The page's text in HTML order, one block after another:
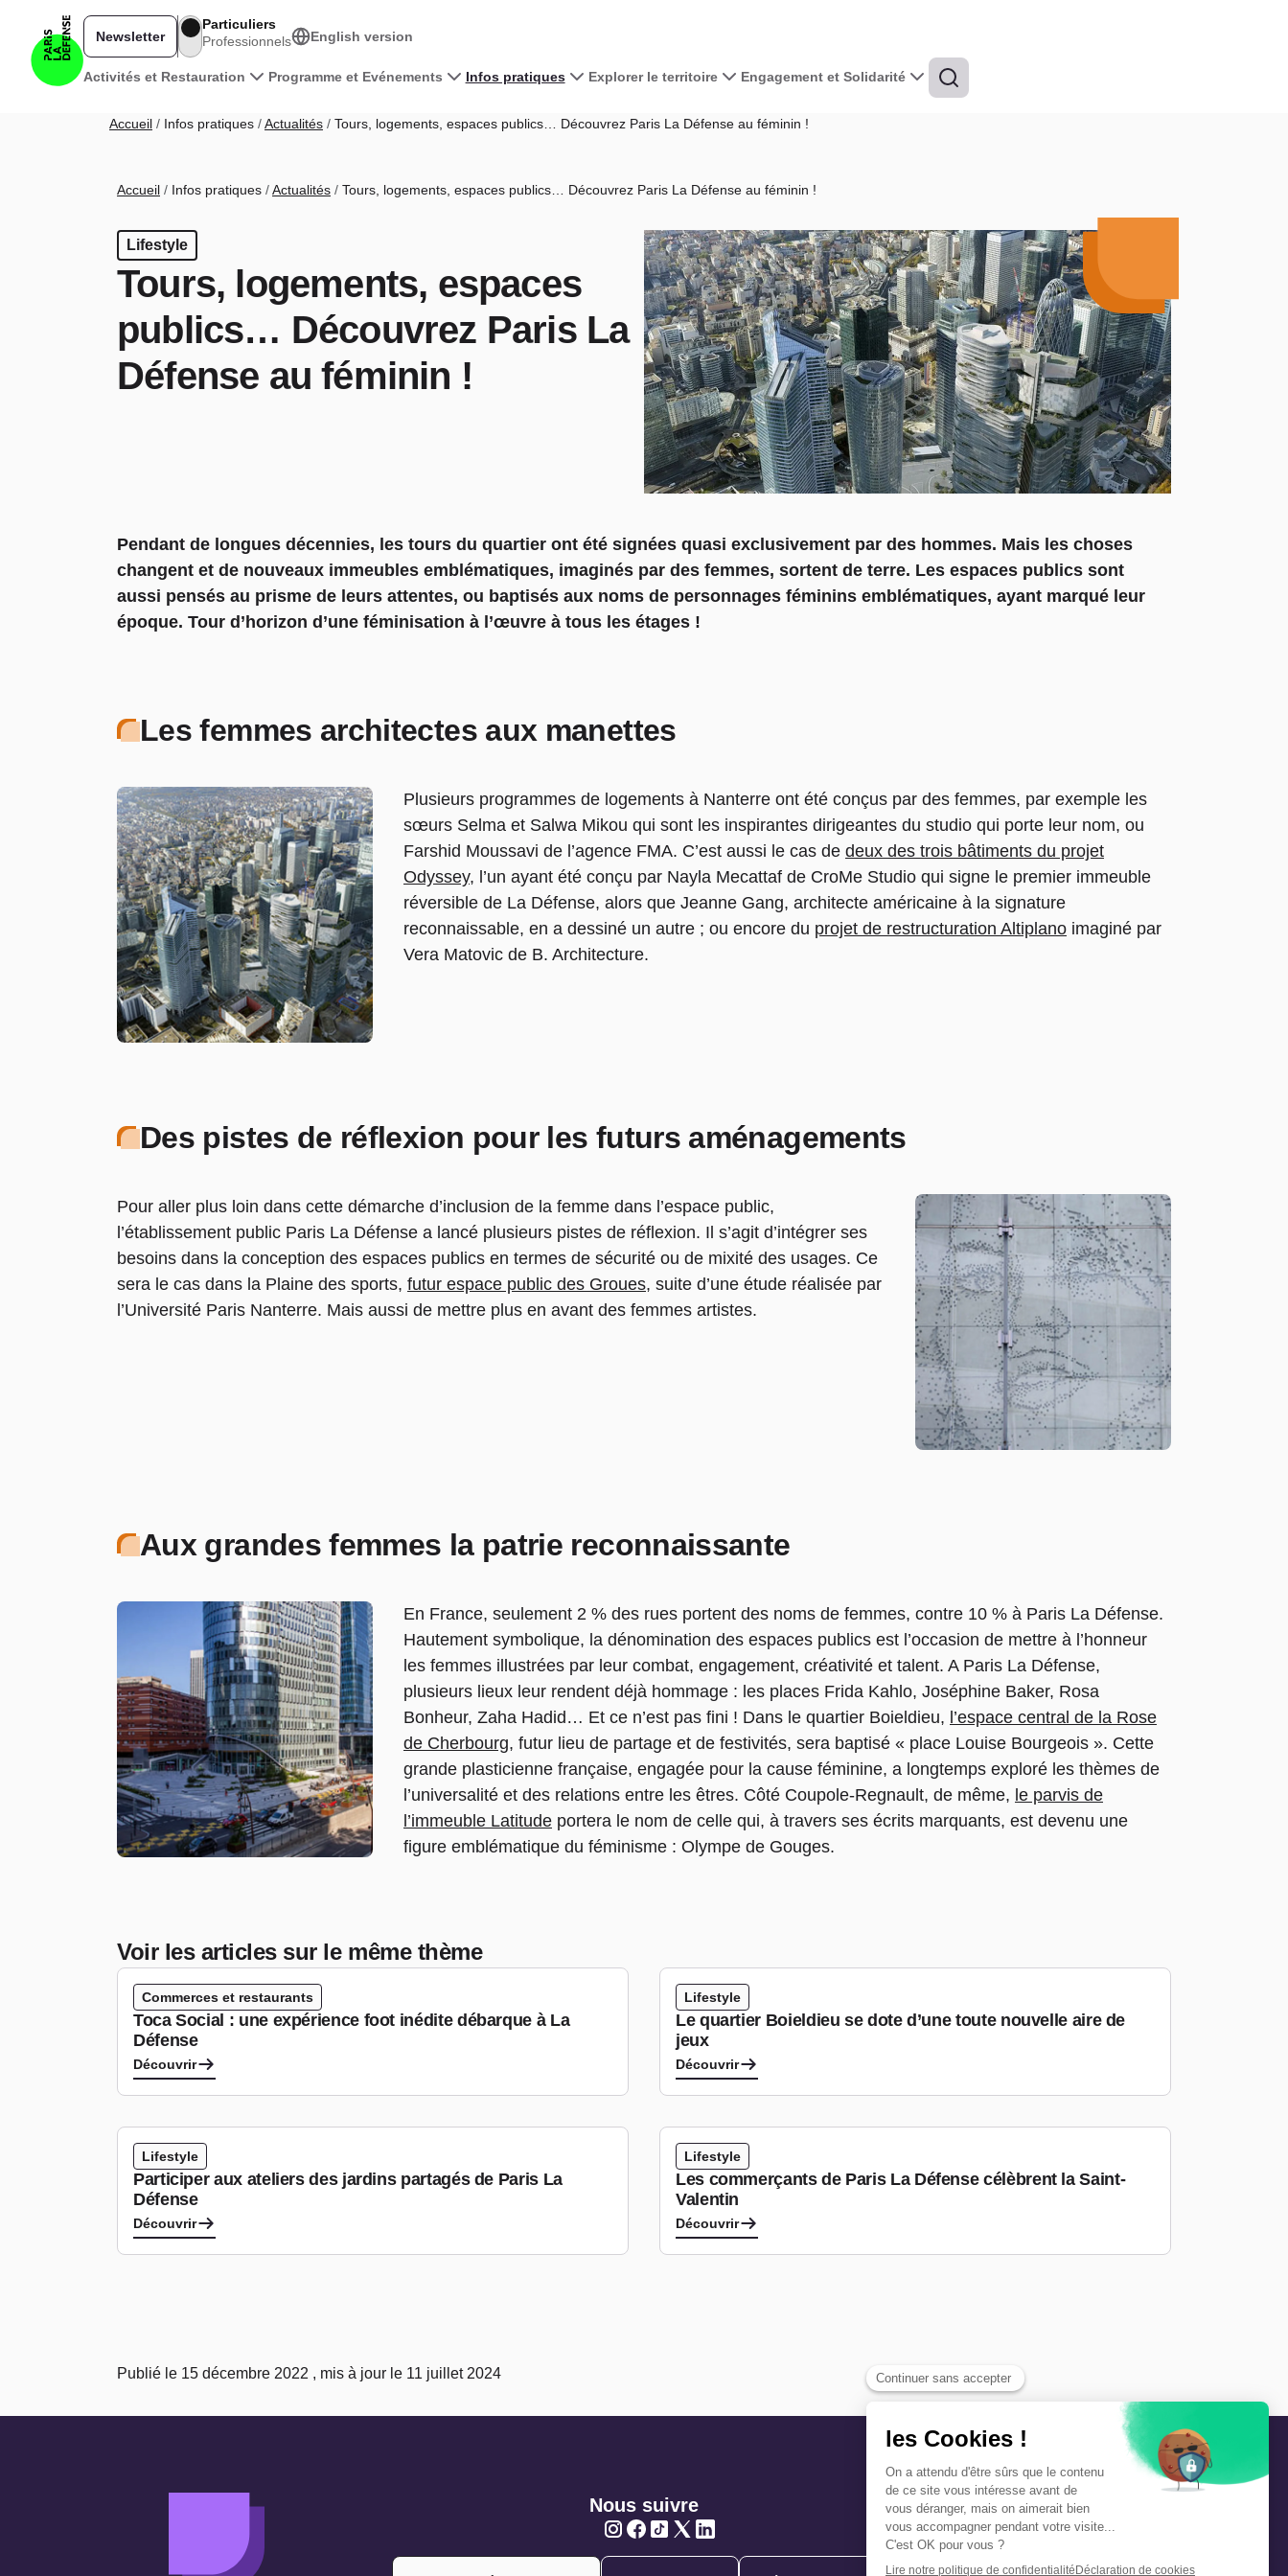
Navigation principale
Activités et Restauration Programme et Evénements Infos pratiques Explorer le territoire Engagement et Solidarité
Newsletter
Particuliers
Professionnels
English version
Fil d'Ariane
Accueil Infos pratiques Actualités Tours, logements, espaces publics… Découvrez Paris La Défense au féminin !
Fil d'Ariane
Accueil Infos pratiques Actualités Tours, logements, espaces publics… Découvrez Paris La Défense au féminin !
Lifestyle
Tours, logements, espaces
publics… Découvrez Paris La
Défense au féminin !
Pendant de longues décennies, les tours du quartier ont été signées quasi exclusivement par des hommes. Mais les choses
changent et de nouveaux immeubles emblématiques, imaginés par des femmes, sortent de terre. Les espaces publics sont
aussi pensés au prisme de leurs attentes, ou baptisés aux noms de personnages féminins emblématiques, ayant marqué leur
époque. Tour d’horizon d’une féminisation à l’œuvre à tous les étages !
Les femmes architectes aux manettes
Plusieurs programmes de logements à Nanterre ont été conçus par des femmes, par exemple les
sœurs Selma et Salwa Mikou qui sont les inspirantes dirigeantes du studio qui porte leur nom, ou
Farshid Moussavi de l’agence FMA. C’est aussi le cas de deux des trois bâtiments du projet
Odyssey, l’un ayant été conçu par Nayla Mecattaf de CroMe Studio qui signe le premier immeuble
réversible de La Défense, alors que Jeanne Gang, architecte américaine à la signature
reconnaissable, en a dessiné un autre ; ou encore du projet de restructuration Altiplano imaginé par
Vera Matovic de B. Architecture.
Des pistes de réflexion pour les futurs aménagements
Pour aller plus loin dans cette démarche d’inclusion de la femme dans l’espace public,
l’établissement public Paris La Défense a lancé plusieurs pistes de réflexion. Il s’agit d’intégrer ses
besoins dans la conception des espaces publics en termes de sécurité ou de mixité des usages. Ce
sera le cas dans la Plaine des sports, futur espace public des Groues, suite d’une étude réalisée par
l’Université Paris Nanterre. Mais aussi de mettre plus en avant des femmes artistes.
Aux grandes femmes la patrie reconnaissante
En France, seulement 2 % des rues portent des noms de femmes, contre 10 % à Paris La Défense.
Hautement symbolique, la dénomination des espaces publics est l’occasion de mettre à l’honneur
les femmes illustrées par leur combat, engagement, créativité et talent. A Paris La Défense,
plusieurs lieux leur rendent déjà hommage : les places Frida Kahlo, Joséphine Baker, Rosa
Bonheur, Zaha Hadid… Et ce n’est pas fini ! Dans le quartier Boieldieu, l’espace central de la Rose
de Cherbourg, futur lieu de partage et de festivités, sera baptisé « place Louise Bourgeois ». Cette
grande plasticienne française, engagée pour la cause féminine, a longtemps exploré les thèmes de
l’universalité et des relations entre les êtres. Côté Coupole-Regnault, de même, le parvis de
l’immeuble Latitude portera le nom de celle qui, à travers ses écrits marquants, est devenu une
figure emblématique du féminisme : Olympe de Gouges.
Voir les articles sur le même thème
Commerces et restaurants
Toca Social : une expérience foot inédite débarque à La
Défense
Découvrir
Lifestyle
Le quartier Boieldieu se dote d’une toute nouvelle aire de
jeux
Découvrir
Lifestyle
Participer aux ateliers des jardins partagés de Paris La
Défense
Découvrir
Lifestyle
Les commerçants de Paris La Défense célèbrent la Saint-
Valentin
Découvrir
Publié le 15 décembre 2022 , mis à jour le 11 juillet 2024
Nous suivre